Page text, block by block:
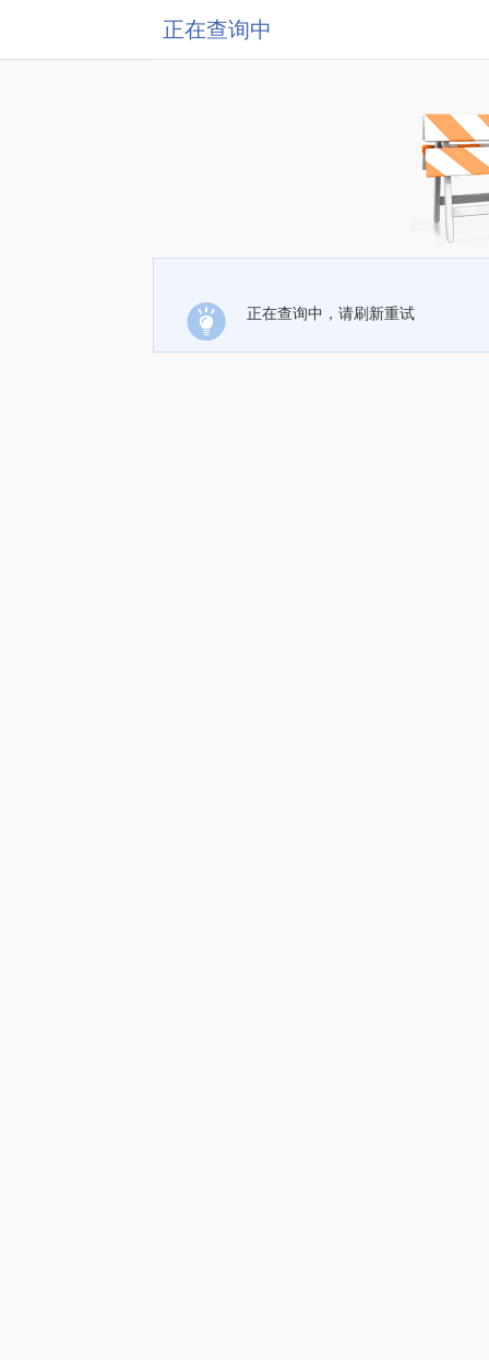
正在查询中
正在查询中，请刷新重试